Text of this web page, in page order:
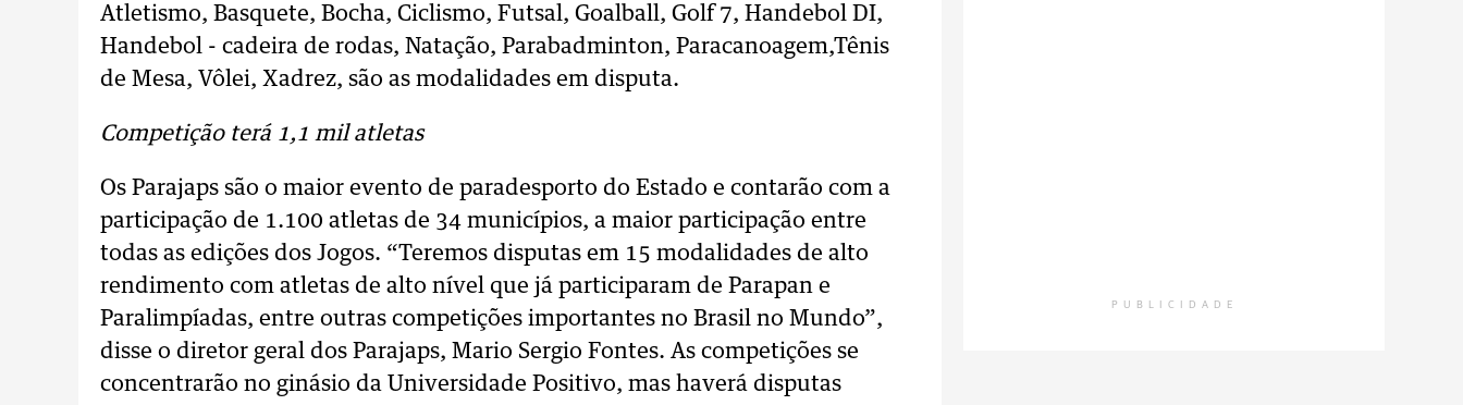
Atletismo, Basquete, Bocha, Ciclismo, Futsal, Goalball, Golf 7, Handebol DI,
Handebol - cadeira de rodas, Natação, Parabadminton, Paracanoagem,Tênis
de Mesa, Vôlei, Xadrez, são as modalidades em disputa.
Competição terá 1,1 mil atletas
Os Parajaps são o maior evento de paradesporto do Estado e contarão com a
participação de 1.100 atletas de 34 municípios, a maior participação entre
todas as edições dos Jogos. “Teremos disputas em 15 modalidades de alto
rendimento com atletas de alto nível que já participaram de Parapan e
Paralimpíadas, entre outras competições importantes no Brasil no Mundo”,
disse o diretor geral dos Parajaps, Mario Sergio Fontes. As competições se
concentrarão no ginásio da Universidade Positivo, mas haverá disputas
PUBLICIDADE